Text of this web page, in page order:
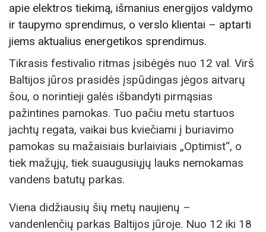
apie elektros tiekimą, išmanius energijos valdymo
ir taupymo sprendimus, o verslo klientai – aptarti
jiems aktualius energetikos sprendimus.
Tikrasis festivalio ritmas įsibėgės nuo 12 val. Virš
Baltijos jūros prasidės įspūdingas jėgos aitvarų
šou, o norintieji galės išbandyti pirmąsias
pažintines pamokas. Tuo pačiu metu startuos
jachtų regata, vaikai bus kviečiami į buriavimo
pamokas su mažaisiais burlaiviais „Optimist“, o
tiek mažųjų, tiek suaugusiųjų lauks nemokamas
vandens batutų parkas.
Viena didžiausių šių metų naujienų –
vandenlenčių parkas Baltijos jūroje. Nuo 12 iki 18